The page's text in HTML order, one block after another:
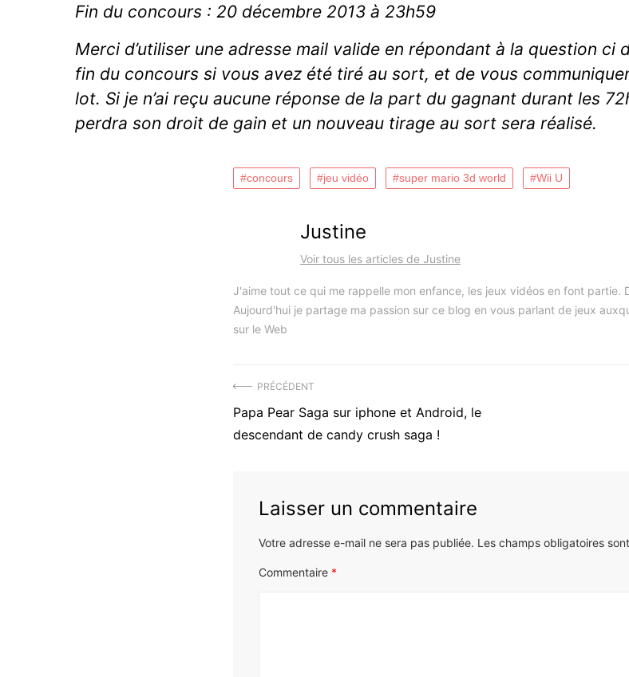
Fin du concours : 20 décembre 2013 à 23h59
Merci d’utiliser une adresse mail valide en répondant à la question
fin du concours si vous avez été tiré au sort, et de vous
lot. Si je n’ai reçu aucune réponse de la part du gagnant durant les
perdra son droit de gain et un nouveau tirage au sort sera réalisé.
concours jeu vidéo super mario 3d world Wii U
Justine
Voir tous les articles de Justine
J'aime tout ce qui me rappelle mon enfance, les jeux vidéos en font partie.
Aujourd'hui je partage ma passion sur ce blog en vous parlant de jeux
sur le Web
Navigation
de
PRÉCÉDENT
Précédent
article
Papa Pear Saga sur iphone et Android, le
descendant de candy crush saga !
Laisser un commentaire
Votre adresse e-mail ne sera pas publiée. Les champs obligatoires
Commentaire *